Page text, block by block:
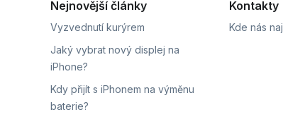
Nejnovější články
Vyzvednutí kurýrem
Jaký vybrat nový displej na
iPhone?
Kdy přijít s iPhonem na výměnu
baterie?
Kontakty
Kde nás